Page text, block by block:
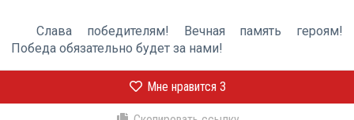
Слава победителям! Вечная память героям!
Победа обязательно будет за нами!
Мне нравится 3